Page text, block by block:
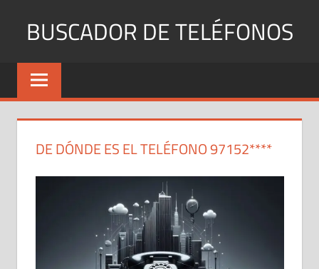
BUSCADOR DE TELÉFONOS
Identifica
Números
y
DE DÓNDE ES EL TELÉFONO 97152****